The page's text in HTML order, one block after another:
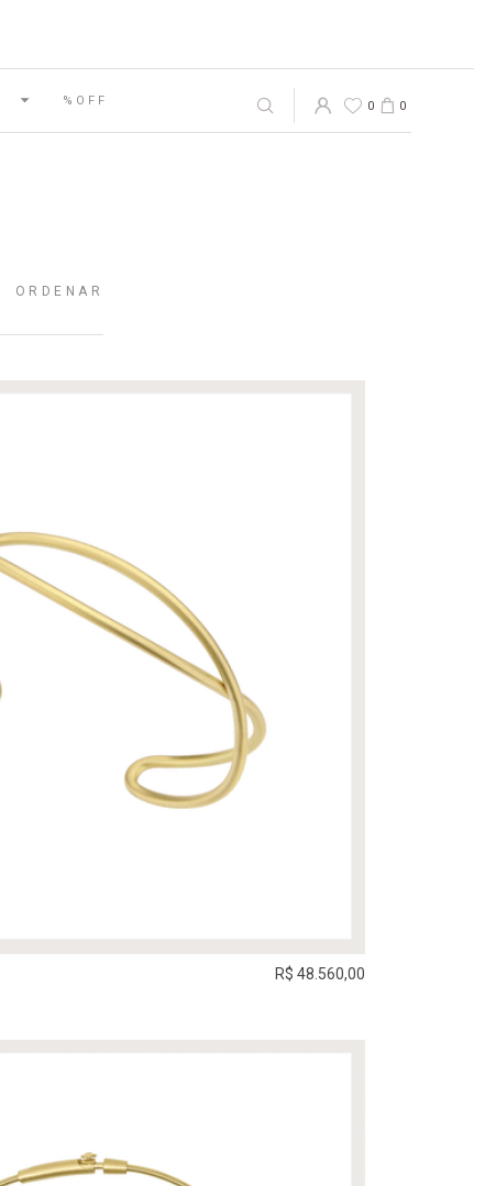
%OFF 0 0
ORDENAR
R$ 48.560,00